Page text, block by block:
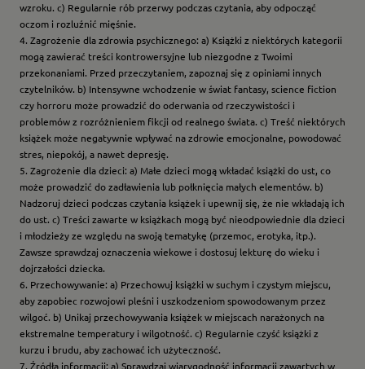
wzroku. c) Regularnie rób przerwy podczas czytania, aby odpocząć
oczom i rozluźnić mięśnie.
4. Zagrożenie dla zdrowia psychicznego: a) Książki z niektórych kategorii
mogą zawierać treści kontrowersyjne lub niezgodne z Twoimi
przekonaniami. Przed przeczytaniem, zapoznaj się z opiniami innych
czytelników. b) Intensywne wchodzenie w świat fantasy, science fiction
czy horroru może prowadzić do oderwania od rzeczywistości i
problemów z rozróżnieniem fikcji od realnego świata. c) Treść niektórych
książek może negatywnie wpływać na zdrowie emocjonalne, powodować
stres, niepokój, a nawet depresję.
5. Zagrożenie dla dzieci: a) Małe dzieci mogą wkładać książki do ust, co
może prowadzić do zadławienia lub połknięcia małych elementów. b)
Nadzoruj dzieci podczas czytania książek i upewnij się, że nie wkładają ich
do ust. c) Treści zawarte w książkach mogą być nieodpowiednie dla dzieci
i młodzieży ze względu na swoją tematykę (przemoc, erotyka, itp.).
Zawsze sprawdzaj oznaczenia wiekowe i dostosuj lekturę do wieku i
dojrzałości dziecka.
6. Przechowywanie: a) Przechowuj książki w suchym i czystym miejscu,
aby zapobiec rozwojowi pleśni i uszkodzeniom spowodowanym przez
wilgoć. b) Unikaj przechowywania książek w miejscach narażonych na
ekstremalne temperatury i wilgotność. c) Regularnie czyść książki z
kurzu i brudu, aby zachować ich użyteczność.
7. Źródła informacji: a) Sprawdzaj wiarygodność informacji zawartych w